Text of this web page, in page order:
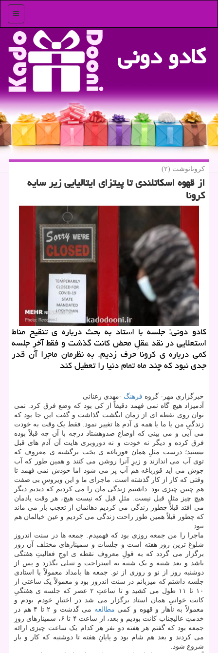
منو
كادو دونی
كرونانوشت (۲)
از قهوه اسكاتلندی تا پیتزای ایتالیایی زیر سایه
كرونا
كادو دونی: جلسه با استاد به بحث درباره ی تنقیح مناط
استعلایی در نقد عقلِ محض كانت گذشت و فقط آخرِ جلسه
كمی درباره ی كرونا حرف زدیم. به نظرمان ماجرا آن قدر
جدی نبود كه چند ماه تمام دنیا را تعطیل كند
خبرگزاری مهر- گروه فرهنگ -مهدی رعنائی
آدمیزاد هیچ گاه نمی فهمد دقیقاً از کی بود که وضع فرق کرد. نمی
توان روی نقطه ای از زمان انگشت گذاشت و گفت این جا بود که
زندگیِ من یا ما یا همه ی آدم ها تغییر نمود. فقط یک وقت به خودت
می آیی و می بینی که اوضاع صدوهشتاد درجه با آن چه قبلاً بوده
فرق کرده و دیگر نه خودت و نه دوروبری هایت آن آدم های قبل
نیستید؛ درست مثلِ همان قورباغه ی بخت برگشته ی معروف که
توی آب می اندازند و زیرِ آنرا روشن می کنند و همین طور که آب
جوش می اید قورباغه هم آب پز می شود اما خودش نمی فهمد تا
وقتی که کار از کار گذشته است. ماجرای ما و این ویروسِ بی صفت
هم چنین چیزی بود. داشتیم زندگی مان را می کردیم که دیدیم دیگر
هیچ چیز مثلِ قبل نیست. مثلِ قبل که نیست هیچ، هر وقت یادمان
می افتد قبلاً چطور زندگی می کردیم دهانمان از تعجب باز می ماند
که چطور قبلاً همین طور راحت زندگی می کردیم و عین خیالمان هم
نبود.
ماجرا را من جمعه روزی بود که فهمیدم. جمعه ها در سنت اندروز
شلوغ ترین روز هفته است و جلسات و سمینارهای مختلف آن روز
برگزار می گردد که به قولِ معروف نقطه ی اوجِ فعالیتِ هفتگی
باشد و بعد شنبه و یک شنبه به استراحت و تنبلی بگذرد و پس از
دوشنبه روز از نو و روزی از نو. جمعه ها بامداد معمولاً با استادی
جلسه داشتم که میزبانم در سنت اندروز بود و معمولاً یک ساعتی از
۱۰ تا ۱۱ طول می کشید و تا ساعتِ ۲ عصر که جلسه ی هفتگیِ
کانت خوانیِ همان استاد برگزار می شد در اختیارِ خودم بودم و
معمولاً به ناهار و قهوه و کمی مطالعه
می گذشت و ۲ تا ۴ هم در
خدمتِ عالیجناب کانت بودیم و بعد، از ساعت ۴ تا ۶، سمینارهای روزِ
جمعه بود که گفتم هر هفته دو نفر هر کدام یک ساعت چیزی ارائه
می کردند و بعد هم شام بود و پایانِ هفته تا دوشنبه که کار و بار
شروع شود.